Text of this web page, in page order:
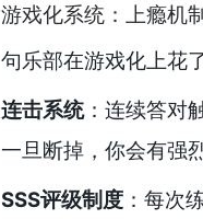
游戏化系统：上瘾机
句乐部在游戏化上花
连击系统：连续答对
一旦断掉，你会有强
SSS评级制度 ：每次